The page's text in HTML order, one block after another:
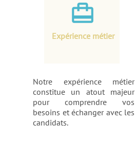
card_travel
Expérience métier
Notre expérience métier
constitue un atout majeur
pour comprendre vos
besoins et échanger avec les
candidats.